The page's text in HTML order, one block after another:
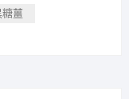
糖薑